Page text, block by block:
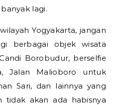
lagi.
Yogyakarta, jangan
berbagai objek wisata
Borobudur, berselfie
Jalan Malioboro untuk
Sari, dan lainnya yang
tidak akan ada habisnya